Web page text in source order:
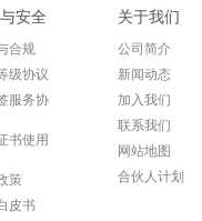
安全
合规
级协议
服务协
书使用
策
皮书
关于我们
公司简介
新闻动态
加入我们
联系我们
网站地图
合伙人计划